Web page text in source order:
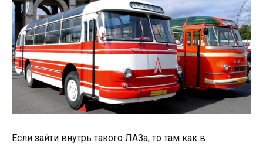
Если зайти внутрь такого ЛАЗа, то там как в